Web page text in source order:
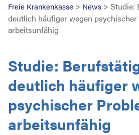
Freie Krankenkasse> News> Studie:
deutlich häufiger wegen
arbeitsunfähig
Studie:
deutlich häufiger
psychischer
arbeitsunfähig